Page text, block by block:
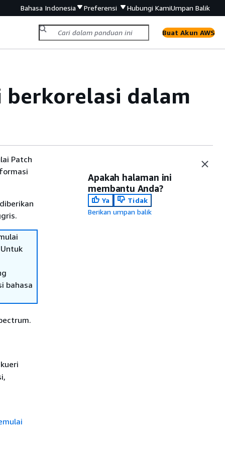
Bahasa Indonesia Preferensi Hubungi KamiUmpan Balik
Buat Akun AWS
berkorelasi dalam
Patch
bahasa
Apakah halaman ini
membantu Anda?
Ya
Tidak
Berikan umpan balik